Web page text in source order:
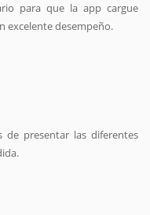
para que la app cargue
excelente desempeño.
de presentar las diferentes